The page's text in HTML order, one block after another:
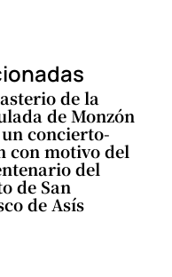
de la
de Monzón
concierto-
con motivo del
del
de San
de Asís